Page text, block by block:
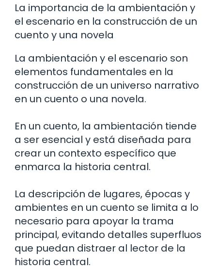
La importancia de la ambientación y
el escenario en la construcción de un
cuento y una novela
La ambientación y el escenario son
elementos fundamentales en la
construcción de un universo narrativo
en un cuento o una novela.
En un cuento, la ambientación tiende
a ser esencial y está diseñada para
crear un contexto específico que
enmarca la historia central.
La descripción de lugares, épocas y
ambientes en un cuento se limita a lo
necesario para apoyar la trama
principal, evitando detalles superfluos
que puedan distraer al lector de la
historia central.